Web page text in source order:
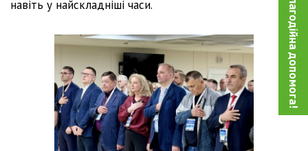
Благодійна допомога!
навіть у найскладніші часи.